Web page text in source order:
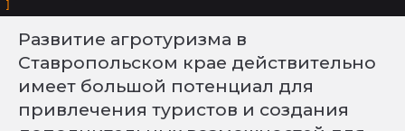
Развитие агротуризма в
Ставропольском крае действительно
имеет большой потенциал для
привлечения туристов и создания